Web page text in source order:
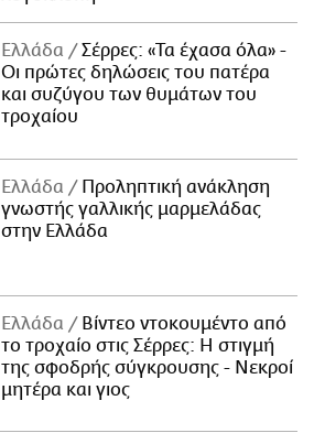
Ελλάδα
Σέρρες: «Τα έχασα όλα» -
Οι πρώτες δηλώσεις του πατέρα
και συζύγου των θυμάτων του
τροχαίου
Ελλάδα
Προληπτική ανάκληση
γνωστής γαλλικής μαρμελάδας
στην Ελλάδα
Ελλάδα
Βίντεο ντοκουμέντο από
το τροχαίο στις Σέρρες: Η στιγμή
της σφοδρής σύγκρουσης - Νεκροί
μητέρα και γιος